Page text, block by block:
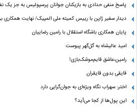
پاسخ منفی حدادی به بازیکنان جوانان پرسپولیس به جز یک
دیدار سفیر ژاپن با رییس کمیته ملی المپیک/ نهایت همکاری
پایان همکاری باشگاه استقلال با رامین رضاییان
امید عالیشاه به گل‌گهر پیوست
رامین،عاشق قایم‌موشک‌بازی!
قایقی بدون قایقران
اختر: سهراب نگاه ویژه‌ای به جوان‌گرایی دارد
این پول‌ها از کجا می‌آید؟